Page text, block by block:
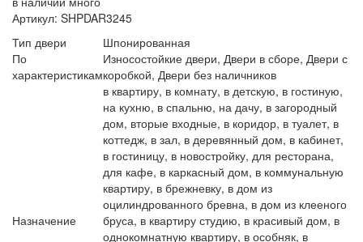
Артикул: SHPDAR3245
Тип двери
Шпонированная
По
характеристикам
Износостойкие двери, Двери в сборе, Двери с
коробкой, Двери без наличников
Назначение
в квартиру, в комнату, в детскую, в гостиную,
на кухню, в спальню, на дачу, в загородный
дом, вторые входные, в коридор, в туалет, в
коттедж, в зал, в деревянный дом, в кабинет,
в гостиницу, в новостройку, для ресторана,
для кафе, в каркасный дом, в коммунальную
квартиру, в брежневку, в дом из
оцилиндрованного бревна, в дом из клееного
бруса, в квартиру студию, в красивый дом, в
однокомнатную квартиру, в особняк, в